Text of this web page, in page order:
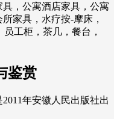
，公寓酒店家具，公寓
家具，水疗按-摩床，
工柜，茶几，餐台，
鉴赏
年安徽人民出版社出